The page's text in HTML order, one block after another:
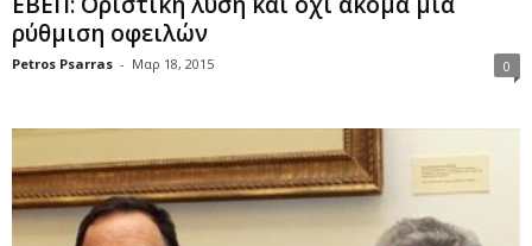
ρύθμιση οφειλών
Petros Psarras - Μαρ 18, 2015 0